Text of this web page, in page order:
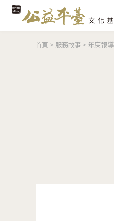
您在這裡
首頁 > 服務故事 > 年度報導